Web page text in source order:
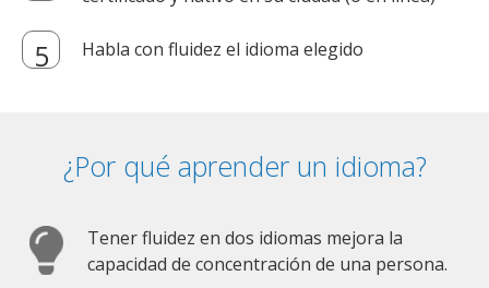
Habla con fluidez el idioma elegido
¿Por qué aprender un idioma?
Tener fluidez en dos idiomas mejora la
capacidad de concentración de una persona.